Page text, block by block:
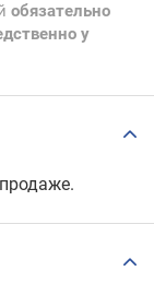
обязательно
у